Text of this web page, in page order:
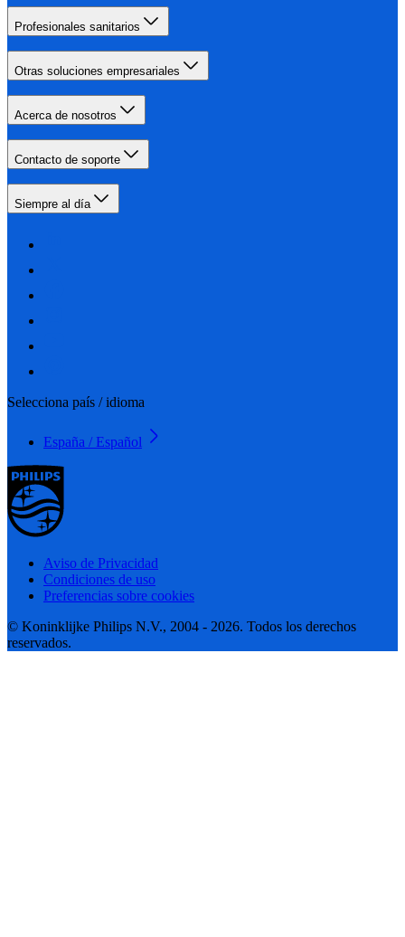
Profesionales sanitarios
Otras soluciones empresariales
Acerca de nosotros
Contacto de soporte
Siempre al día
Selecciona país / idioma
España / Español
Aviso de Privacidad
Condiciones de uso
Preferencias sobre cookies
© Koninklijke Philips N.V., 2004 - 2026. Todos los derechos
reservados.